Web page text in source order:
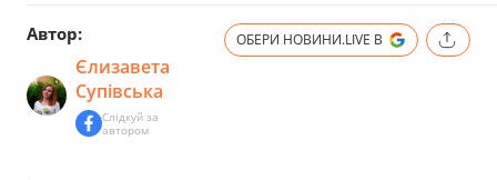
Автор:
Єлизавета
Супівська
Слідкуй за
автором
ОБЕРИ НОВИНИ.LIVE В